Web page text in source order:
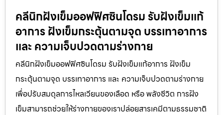
คลีนิกฝังเข็มออฟฟิศซินโดรม รับฝังเข็มแก้
อาการ ฝังเข็มกระตุ้นตามจุด บรรเทาอาการ
และ ความเจ็บปวดตามร่างกาย
คลีนิกฝังเข็มออฟฟิศซินโดรม รับฝังเข็มแก้อาการ ฝังเข็ม
กระตุ้นตามจุด บรรเทาอาการ และ ความเจ็บปวดตามร่างกาย
เพื่อปรับสมดุลการไหลเวียนของเลือด หรือ พลังชีวิต การฝัง
เข็มสามารถช่วยให้ร่างกายของเราปล่อยสารเคมีตามธรรมชาติ